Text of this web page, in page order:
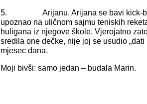
5. Arijanu. Arijana se bavi kick-
upoznao na uličnom sajmu teniskih
huligana iz njegove škole. Vjerojatno
sredila one dečke, nije joj se usudio
mjesec dana.
Moji bivši: samo jedan – budala Marin.